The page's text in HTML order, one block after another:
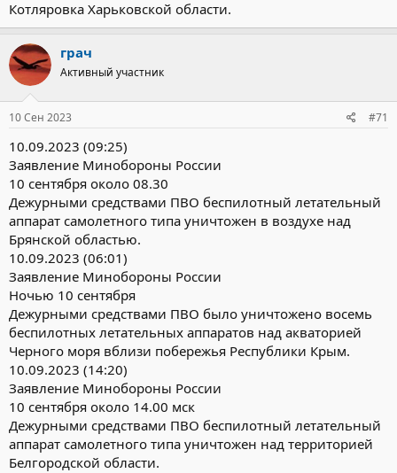
Котляровка Харьковской области.
грач
Активный участник
10 Сен 2023 #71
10.09.2023 (09:25)
Заявление Минобороны России
10 сентября около 08.30
Дежурными средствами ПВО беспилотный летательный
аппарат самолетного типа уничтожен в воздухе над
Брянской областью.
10.09.2023 (06:01)
Заявление Минобороны России
Ночью 10 сентября
Дежурными средствами ПВО было уничтожено восемь
беспилотных летательных аппаратов над акваторией
Черного моря вблизи побережья Республики Крым.
10.09.2023 (14:20)
Заявление Минобороны России
10 сентября около 14.00 мск
Дежурными средствами ПВО беспилотный летательный
аппарат самолетного типа уничтожен над территорией
Белгородской области.